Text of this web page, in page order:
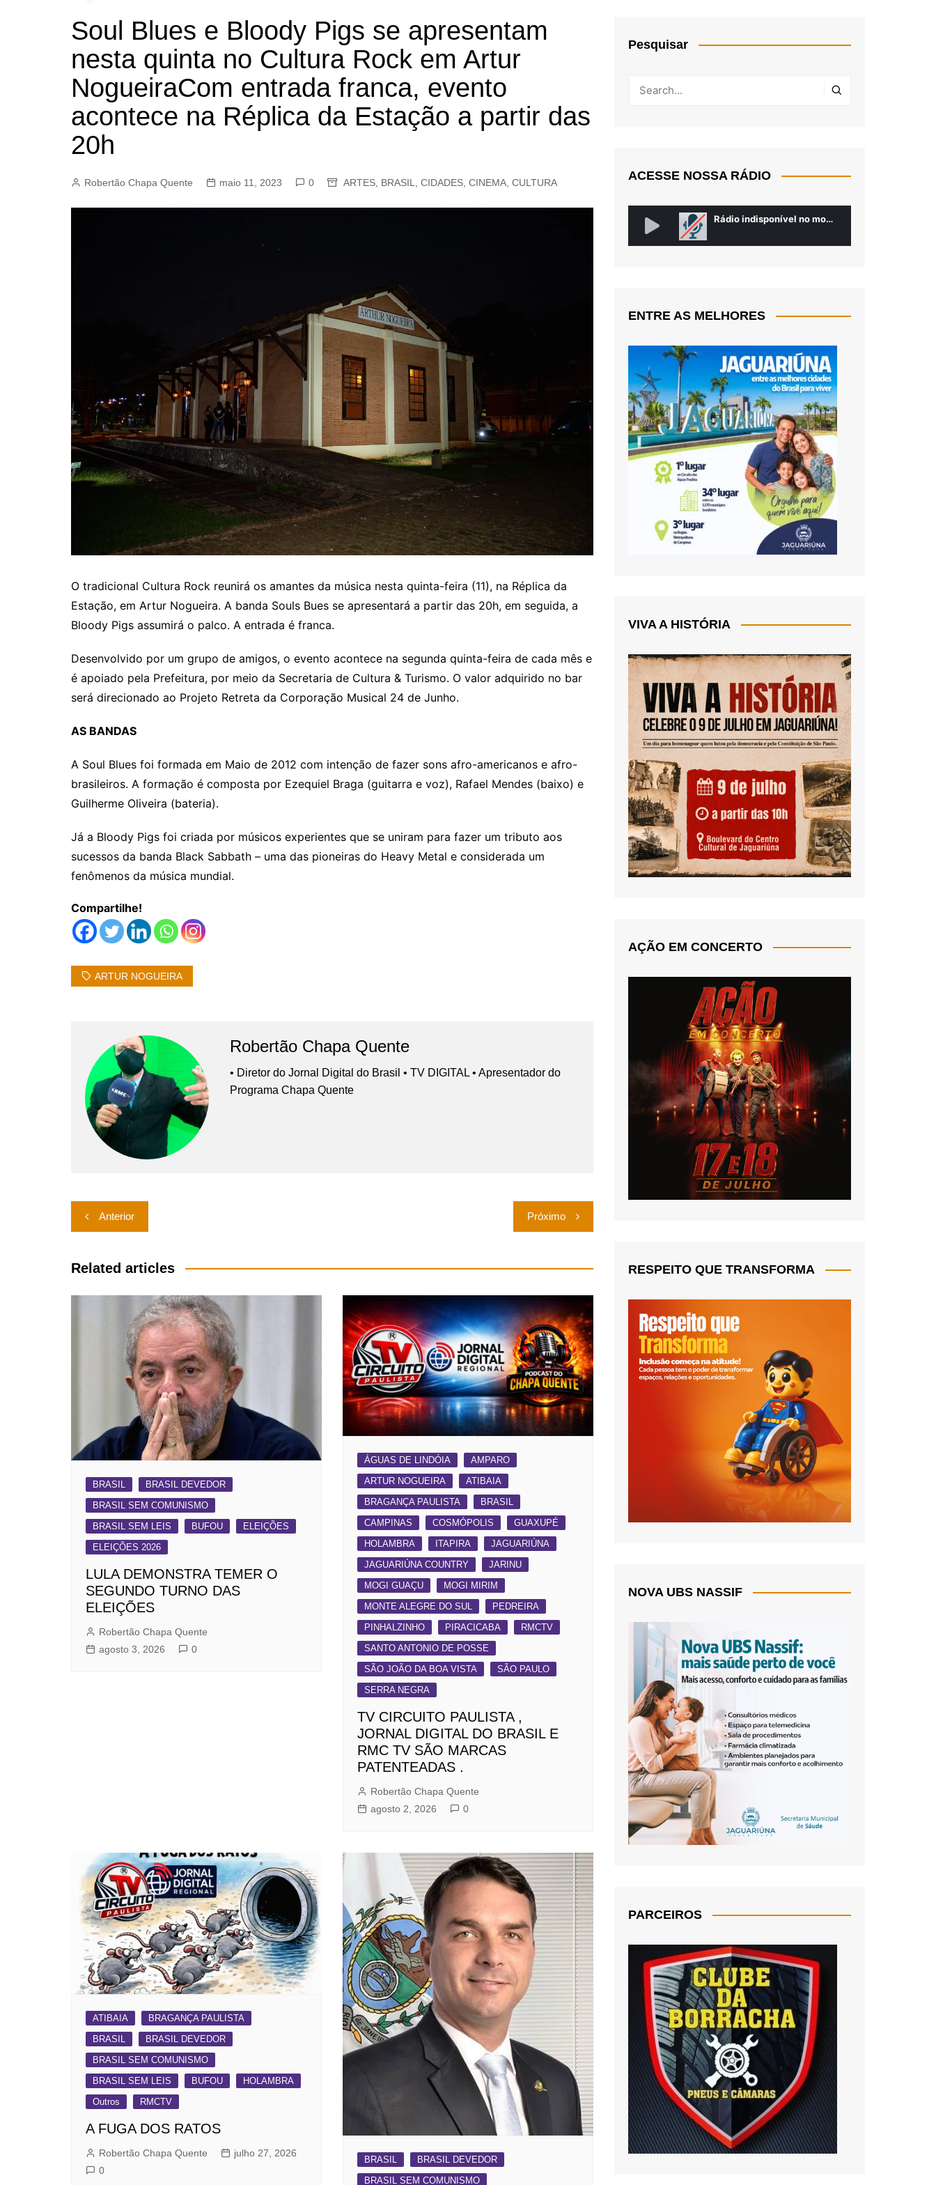
CAMPINAS
ESTIVA GERBI
JAGUARIÚNA
LIMEIRA
Soul Blues e Bloody Pigs se apresentam
nesta quinta no Cultura Rock em Artur
NogueiraCom entrada franca, evento
acontece na Réplica da Estação a partir das
20h
Robertão Chapa Quente maio 11, 2023 0 ARTES BRASIL CIDADES CINEMA CULTURA
O tradicional Cultura Rock reunirá os amantes da música nesta quinta-feira (11), na Réplica da
Estação, em Artur Nogueira. A banda Souls Bues se apresentará a partir das 20h, em seguida, a
Bloody Pigs assumirá o palco. A entrada é franca.
Desenvolvido por um grupo de amigos, o evento acontece na segunda quinta-feira de cada mês e
é apoiado pela Prefeitura, por meio da Secretaria de Cultura & Turismo. O valor adquirido no bar
será direcionado ao Projeto Retreta da Corporação Musical 24 de Junho.
AS BANDAS
A Soul Blues foi formada em Maio de 2012 com intenção de fazer sons afro-americanos e afro-
brasileiros. A formação é composta por Ezequiel Braga (guitarra e voz), Rafael Mendes (baixo) e
Guilherme Oliveira (bateria).
Já a Bloody Pigs foi criada por músicos experientes que se uniram para fazer um tributo aos
sucessos da banda Black Sabbath – uma das pioneiras do Heavy Metal e considerada um
fenômenos da música mundial.
Compartilhe!
ARTUR NOGUEIRA
Robertão Chapa Quente
• Diretor do Jornal Digital do Brasil • TV DIGITAL • Apresentador do
Programa Chapa Quente
Navegação
de
Post
Anterior Próximo
Related articles
BRASIL
BRASIL DEVEDOR
BRASIL SEM COMUNISMO
BRASIL SEM LEIS
BUFOU
ELEIÇÕES
ELEIÇÕES 2026
LULA DEMONSTRA TEMER O
SEGUNDO TURNO DAS
ELEIÇÕES
Robertão Chapa Quente
agosto 3, 2026
0
ÁGUAS DE LINDÓIA
AMPARO
ARTUR NOGUEIRA
ATIBAIA
BRAGANÇA PAULISTA
BRASIL
CAMPINAS
COSMÓPOLIS
GUAXUPÉ
HOLAMBRA
ITAPIRA
JAGUARIÚNA
JAGUARIÚNA COUNTRY
JARINU
MOGI GUAÇU
MOGI MIRIM
MONTE ALEGRE DO SUL
PEDREIRA
PINHALZINHO
PIRACICABA
RMCTV
SANTO ANTONIO DE POSSE
SÃO JOÃO DA BOA VISTA
SÃO PAULO
SERRA NEGRA
TV CIRCUITO PAULISTA ,
JORNAL DIGITAL DO BRASIL E
RMC TV SÃO MARCAS
PATENTEADAS .
Robertão Chapa Quente
agosto 2, 2026
0
ATIBAIA
BRAGANÇA PAULISTA
BRASIL
BRASIL DEVEDOR
BRASIL SEM COMUNISMO
BRASIL SEM LEIS
BUFOU
HOLAMBRA
Outros
RMCTV
A FUGA DOS RATOS
Robertão Chapa Quente
julho 27, 2026
0
BRASIL
BRASIL DEVEDOR
BRASIL SEM COMUNISMO
Pesquisar
ACESSE NOSSA RÁDIO
ENTRE AS MELHORES
VIVA A HISTÓRIA
AÇÃO EM CONCERTO
RESPEITO QUE TRANSFORMA
NOVA UBS NASSIF
PARCEIROS